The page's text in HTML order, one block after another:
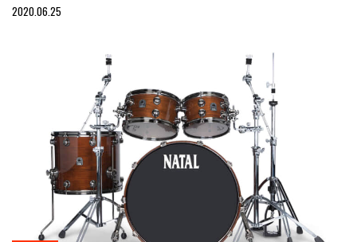
2020.06.25